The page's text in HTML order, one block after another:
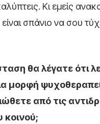
Κι εμείς
σπάνιο να σου
θα λέγατε ότι
μορφή
από τις
κοινού;